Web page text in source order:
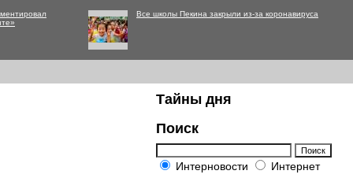
Все школы Пекина закрыли из-за коронавируса
Тайны дня
Поиск
Интерновости Интернет